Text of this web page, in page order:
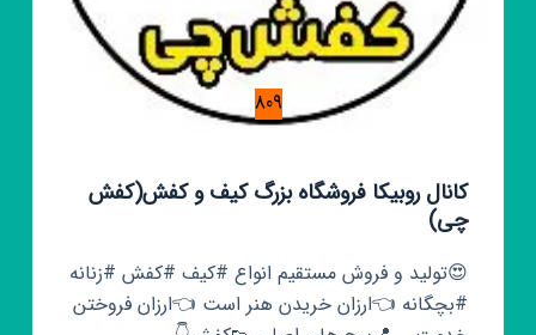
809
کانال روبیکا فروشگاه بزرگ کیف و کفش(کفش
چی)
😍تولید و فروش مستقیم انواع #کیف #کفش #زنانه
#بچگانه 👈ارزان خریدن هنر است 👈ارزان فروختن